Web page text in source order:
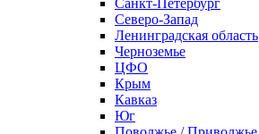
Санкт-Петербург
Северо-Запад
Ленинградская область
Черноземье
ЦФО
Крым
Кавказ
Юг